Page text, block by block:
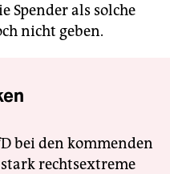
Spender als solche
nicht geben.
bei den kommenden
rechtsextreme